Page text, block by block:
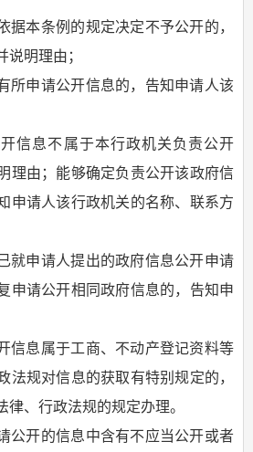
据本条例的规定决定不予公开的，
说明理由；
所申请公开信息的，告知申请人该
开信息不属于本行政机关负责公开
理由；能够确定负责公开该政府信
申请人该行政机关的名称、联系方
就申请人提出的政府信息公开申请
申请公开相同政府信息的，告知申
信息属于工商、不动产登记资料等
法规对信息的获取有特别规定的，
律、行政法规的规定办理。
开的信息中含有不应当公开或者